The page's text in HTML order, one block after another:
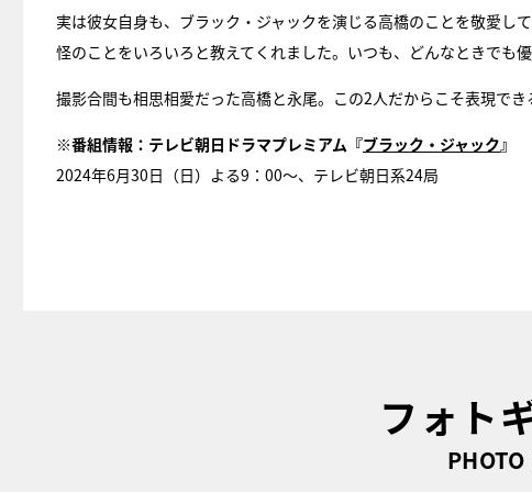
実は彼女自身も、ブラック・ジャックを演じる高橋のことを敬愛し
怪のことをいろいろと教えてくれました。いつも、どんなときでも
撮影合間も相思相愛だった高橋と永尾。この2人だからこそ表現で
※番組情報：テレビ朝日ドラマプレミアム『ブラック・ジャック』
2024年6月30日（日）よる9：00～、テレビ朝日系24局
フォト